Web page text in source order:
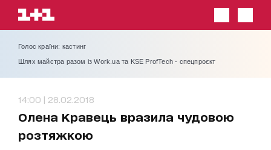
Голос країни: кастинг
Шлях майстра разом із Work.ua та KSE ProfTech - спецпроєкт
14:00 | 28.02.2018
Олена Кравець вразила чудовою
розтяжкою